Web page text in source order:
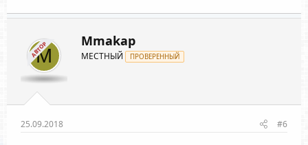
АВТОР
M
Mmakap
МЕСТНЫЙ ПРОВЕРЕННЫЙ
25.09.2018 #6